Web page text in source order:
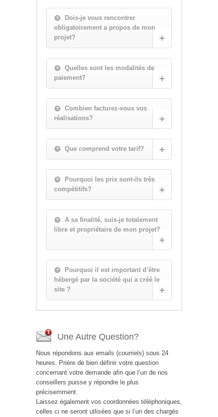
Dois-je vous rencontrer
obligatoirement a propos de mon
projet?
Quelles sont les modalités de
paiement?
Combien facturez-vous vos
réalisations?
Que comprend votre tarif?
Pourquoi les prix sont-ils très
compétitifs?
A sa finalité, suis-je totalement
libre et propriétaire de mon projet?
Pourquoi il est important d’être
hébergé par la société qui a créé le
site ?
Une Autre Question?
Nous répondons aux emails (courriels) sous 24
heures. Prière de bien définir votre question
concernant votre demande afin que l’un de nos
conseillers puisse y répondre le plus
précisemment.
Laissez également vos coordonnées téléphoniques,
celles ci ne seront utlisées que si l’un des chargés